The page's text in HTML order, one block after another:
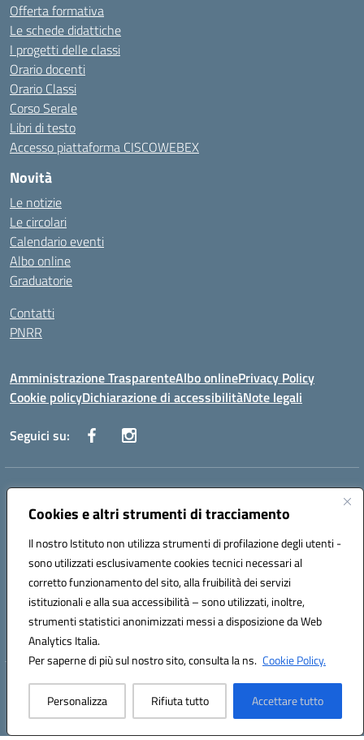
Cookies e altri strumenti di tracciamento
Il nostro Istituto non utilizza strumenti di profilazione degli utenti -
sono utilizzati esclusivamente cookies tecnici necessari al
corretto funzionamento del sito, alla fruibilità dei servizi
istituzionali e alla sua accessibilità – sono utilizzati, inoltre,
strumenti statistici anonimizzati messi a disposizione da Web
Analytics Italia.
Per saperne di più sul nostro sito, consulta la ns. Cookie Policy.
Personalizza Rifiuta tutto Accettare tutto
Offerta formativa
Le schede didattiche
I progetti delle classi
Orario docenti
Orario Classi
Corso Serale
Libri di testo
Accesso piattaforma CISCOWEBEX
Novità
Le notizie
Le circolari
Calendario eventi
Albo online
Graduatorie
Contatti
PNRR
Amministrazione TrasparenteAlbo onlinePrivacy Policy
Cookie policyDichiarazione di accessibilitàNote legali
Seguici su:
Indirizzo:Via Sepolcri, 21 - Via A. Volta, 2 80058 Torre Annunziata (NA) ;
Viale Montessori, 80041 Boscoreale (NA)
Posta elettronica certificata (PEC):nais04100b@pec.istruzione.it
Codice fiscale: 82008750638
Codice meccanografico:NAIS04100B
Codice Indice delle Pubbliche Amministrazioni (IPA): istsc_nais04100b
Codice unico di fatturazione (CUF): UFELOU
Hosting & Powered by 3D Solution S.r.l.
Concept & Design by Designers Italia